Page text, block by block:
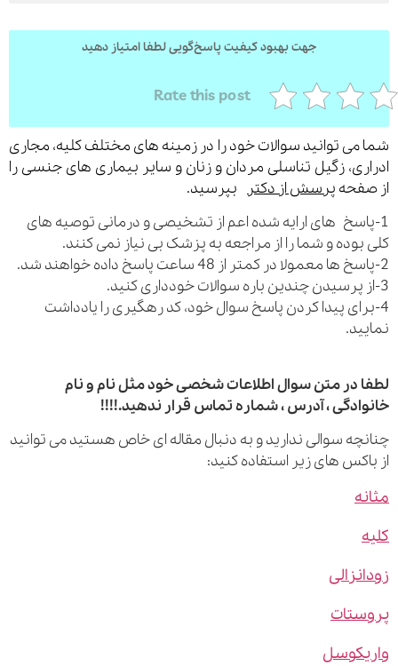
جهت بهبود کیفیت پاسخ‌گویی لطفا امتیاز دهید
Rate this post
توانید سوالات خود را در زمینه های مختلف کلیه، مجاری
زگیل تناسلی مردان و زنان و سایر بیماری های جنسی را
پرسش از دکتربپرسید.
های ارایه شده اعم از تشخیصی و درمانی توصیه های
و شما را از مراجعه به پزشک بی نیاز نمی کنند.
پیدا کردن پاسخ سوال خود، کد رهگیری را یادداشت
در متن سوال اطلاعات شخصی خود مثل نام و نام
، آدرس ، شماره تماس قرار ندهید.!!!!
سوالی ندارید و به دنبال مقاله ای خاص هستید می توانید
های زیر استفاده کنید:
ارسال